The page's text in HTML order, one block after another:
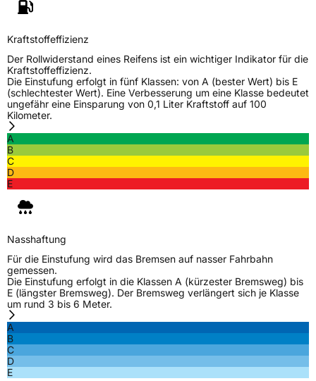
Kraftstoffeffizienz
Der Rollwiderstand eines Reifens ist ein wichtiger Indikator für die
Kraftstoffeffizienz.
Die Einstufung erfolgt in fünf Klassen: von A (bester Wert) bis E
(schlechtester Wert). Eine Verbesserung um eine Klasse bedeutet
ungefähr eine Einsparung von 0,1 Liter Kraftstoff auf 100
Kilometer.
A
B
C
D
E
Nasshaftung
Für die Einstufung wird das Bremsen auf nasser Fahrbahn
gemessen.
Die Einstufung erfolgt in die Klassen A (kürzester Bremsweg) bis
E (längster Bremsweg). Der Bremsweg verlängert sich je Klasse
um rund 3 bis 6 Meter.
A
B
C
D
E